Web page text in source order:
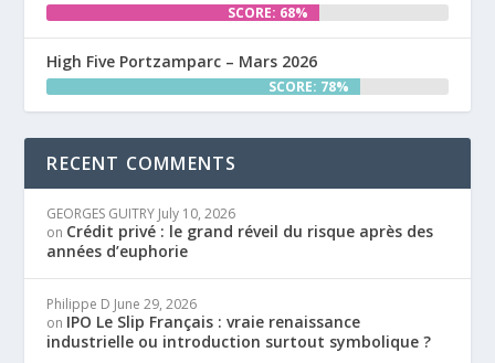
SCORE: 68%
High Five Portzamparc – Mars 2026
SCORE: 78%
RECENT COMMENTS
GEORGES GUITRY July 10, 2026
on Crédit privé : le grand réveil du risque après des
années d’euphorie
Philippe D June 29, 2026
on IPO Le Slip Français : vraie renaissance
industrielle ou introduction surtout symbolique ?